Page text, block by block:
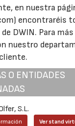
en nuestra
encontraréis
DWIN. Para
nuestro
O ENTIDADES
S.L.
Ver stand